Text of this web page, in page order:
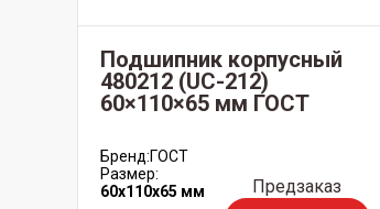
Подшипник корпусный
480212 (UC-212)
60×110×65 мм ГОСТ
Бренд:ГОСТ
Размер:
60x110x65 мм
Предзаказ